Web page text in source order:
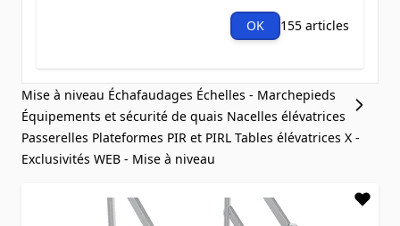
OK 155 articles
Mise à niveau Échafaudages Échelles - Marchepieds
Équipements et sécurité de quais Nacelles élévatrices
Passerelles Plateformes PIR et PIRL Tables élévatrices X -
Exclusivités WEB - Mise à niveau